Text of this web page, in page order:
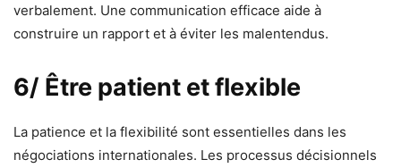
verbalement. Une communication efficace aide à
construire un rapport et à éviter les malentendus.
6/ Être patient et flexible
La patience et la flexibilité sont essentielles dans les
négociations internationales. Les processus décisionnels